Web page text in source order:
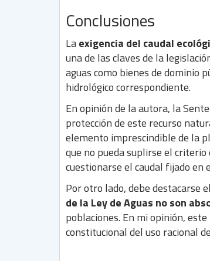
Conclusiones
Laexigencia del caudal
una de las claves de la
aguas como bienes de dominio
hidrológico correspondiente.
En opinión de la autora, la
protección de este recurso
elemento imprescindible de la
que no pueda suplirse el
cuestionarse el caudal fijado en
Por otro lado, debe destacarse
de la Ley de Aguas no son
poblaciones. En mi opinión,
constitucional del uso racional